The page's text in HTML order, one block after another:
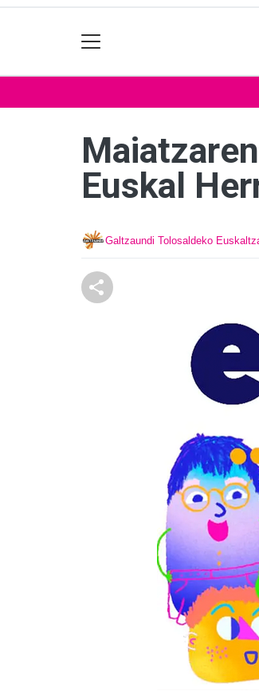
Euskal
Galtzaundi Tolosaldeko